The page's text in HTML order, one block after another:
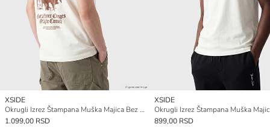
XSIDE
Okrugli Izrez Štampana Muška Majica Bez Rukava
1.099,00 RSD
XSIDE
899,00 RSD